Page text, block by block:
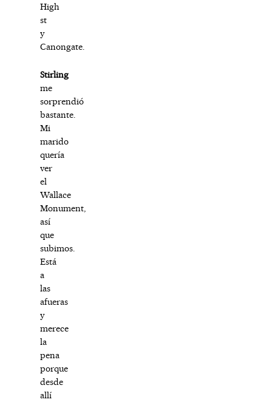
High
st
y
Canongate.
Stirling
me
sorprendió
bastante.
Mi
marido
quería
ver
el
Wallace
Monument,
así
que
subimos.
Está
a
las
afueras
y
merece
la
pena
porque
desde
allí